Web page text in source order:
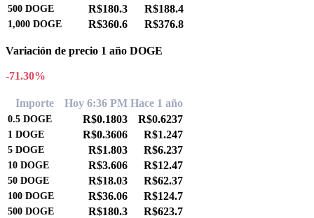
500 DOGE R$180.3 R$188.4
1,000 DOGE R$360.6 R$376.8
Variación de precio 1 año DOGE
-71.30%
Importe Hoy 6:36 PM Hace 1 año
0.5 DOGE R$0.1803 R$0.6237
1 DOGE R$0.3606 R$1.247
5 DOGE R$1.803 R$6.237
10 DOGE R$3.606 R$12.47
50 DOGE R$18.03 R$62.37
100 DOGE R$36.06 R$124.7
500 DOGE R$180.3 R$623.7